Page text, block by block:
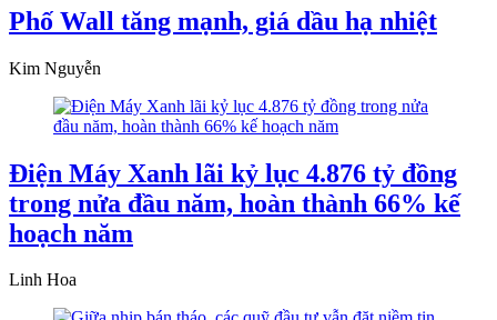
Phố Wall tăng mạnh, giá dầu hạ nhiệt
Kim Nguyễn
Điện Máy Xanh lãi kỷ lục 4.876 tỷ đồng
trong nửa đầu năm, hoàn thành 66% kế
hoạch năm
Linh Hoa